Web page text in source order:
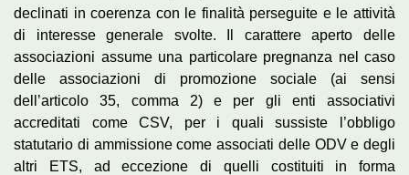
declinati in coerenza con le finalità perseguite e le attività
di interesse generale svolte. Il carattere aperto delle
associazioni assume una particolare pregnanza nel caso
delle associazioni di promozione sociale (ai sensi
dell’articolo 35, comma 2) e per gli enti associativi
accreditati come CSV, per i quali sussiste l’obbligo
statutario di ammissione come associati delle ODV e degli
altri ETS, ad eccezione di quelli costituiti in forma